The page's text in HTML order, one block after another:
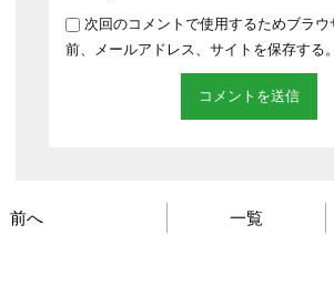
次回のコメントで使用するためブラウ
前、メールアドレス、サイトを保存する。
前へ 一覧